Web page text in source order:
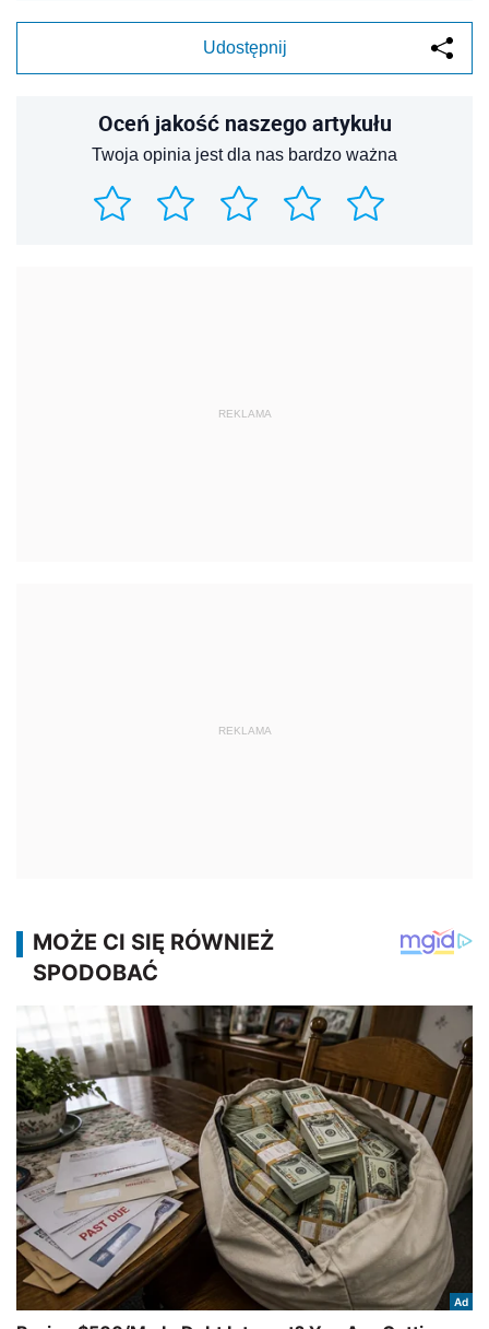
Udostępnij
Oceń jakość naszego artykułu
Twoja opinia jest dla nas bardzo ważna
REKLAMA
REKLAMA